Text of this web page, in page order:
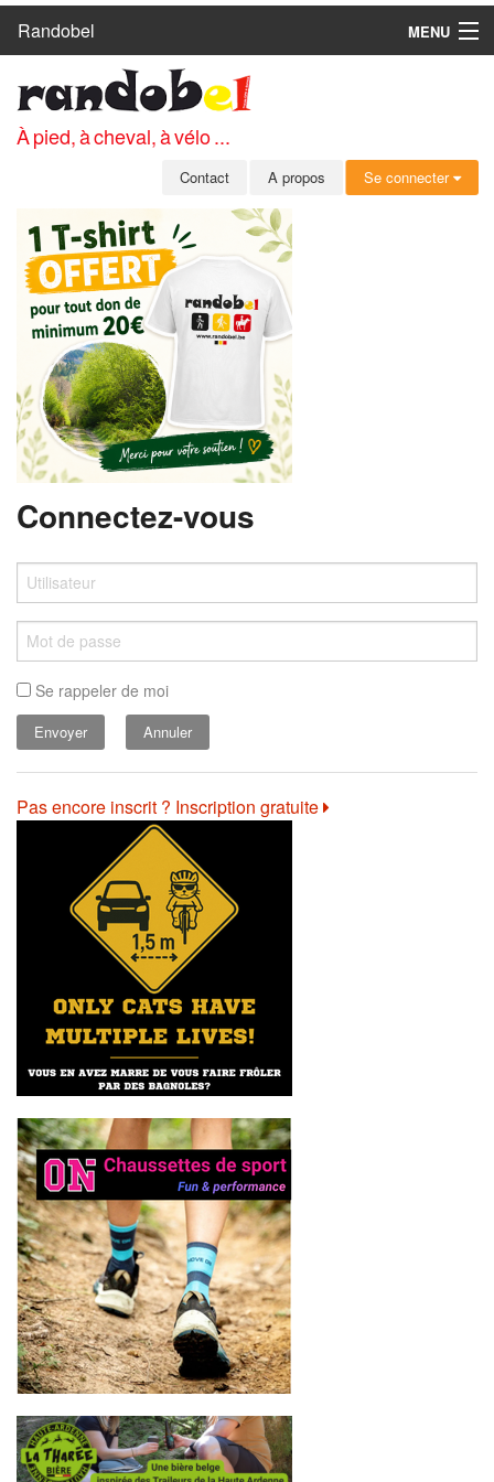
Randobel
MENU
CIRCUITS
CLUBS
MEMBRES
SE CONNECTER
INSCRIPTION GRATUITE
MOT DE PASSE OUBLIÉ
À pied, à cheval, à vélo ...
Contact A propos Se connecter
Connectez-vous
Se rappeler de moi
Annuler
Pas encore inscrit ? Inscription gratuite